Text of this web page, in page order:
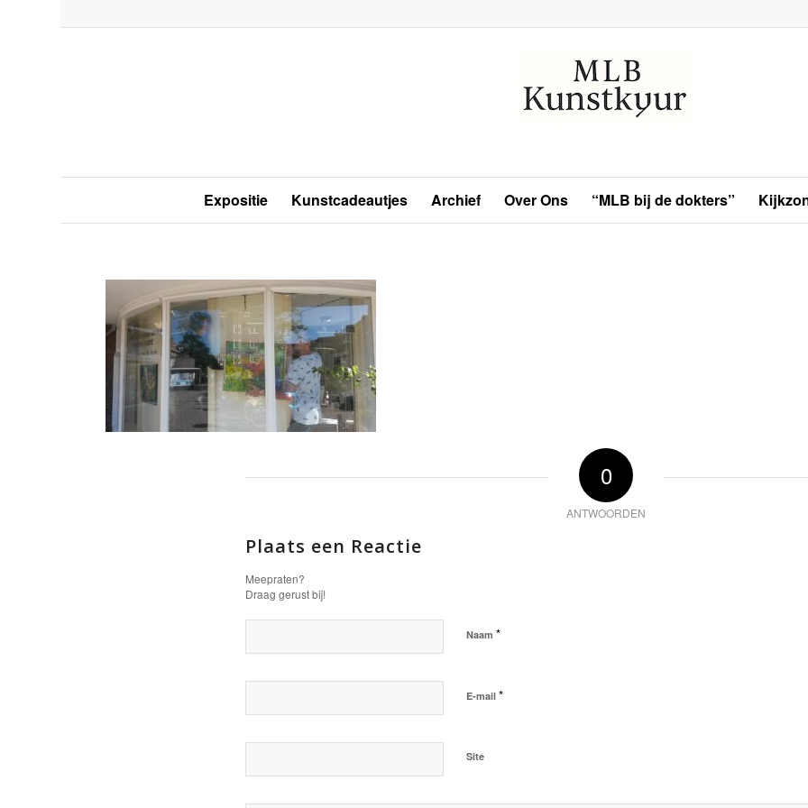
Expositie Kunstcadeautjes Archief Over Ons “MLB bij de dokters”
0
ANTWOORDEN
Plaats een Reactie
Meepraten?
Draag gerust bij!
Naam *
E-mail *
Site